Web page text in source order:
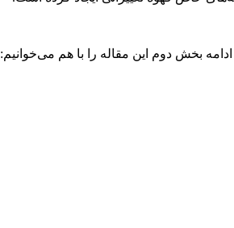
بخش دوم این مقاله را با هم می‌خوانیم: